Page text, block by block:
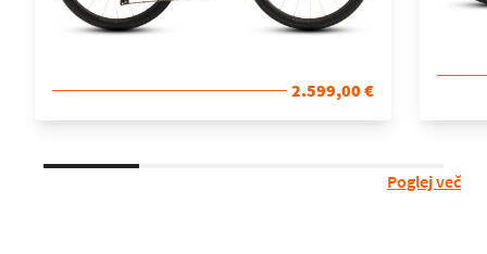
2.599,00 €
Poglej več